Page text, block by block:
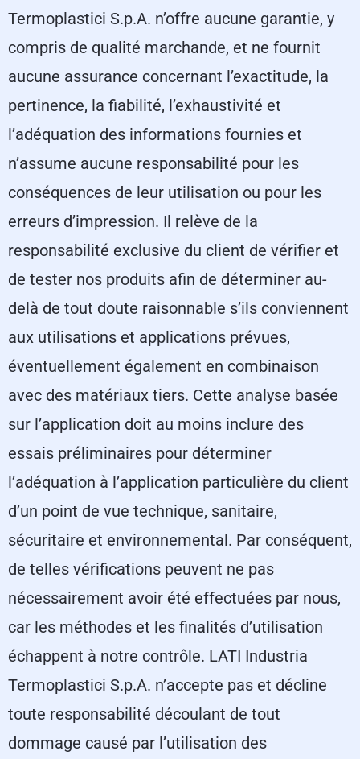
Termoplastici S.p.A. n’offre aucune garantie, y
compris de qualité marchande, et ne fournit
aucune assurance concernant l’exactitude, la
pertinence, la fiabilité, l’exhaustivité et
l’adéquation des informations fournies et
n’assume aucune responsabilité pour les
conséquences de leur utilisation ou pour les
erreurs d’impression. Il relève de la
responsabilité exclusive du client de vérifier et
de tester nos produits afin de déterminer au-
delà de tout doute raisonnable s’ils conviennent
aux utilisations et applications prévues,
éventuellement également en combinaison
avec des matériaux tiers. Cette analyse basée
sur l’application doit au moins inclure des
essais préliminaires pour déterminer
l’adéquation à l’application particulière du client
d’un point de vue technique, sanitaire,
sécuritaire et environnemental. Par conséquent,
de telles vérifications peuvent ne pas
nécessairement avoir été effectuées par nous,
car les méthodes et les finalités d’utilisation
échappent à notre contrôle. LATI Industria
Termoplastici S.p.A. n’accepte pas et décline
toute responsabilité découlant de tout
dommage causé par l’utilisation des